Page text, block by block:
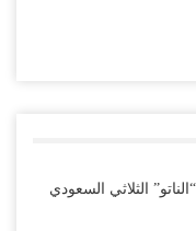
الانتقالي وسط
الثلاثي السعودي